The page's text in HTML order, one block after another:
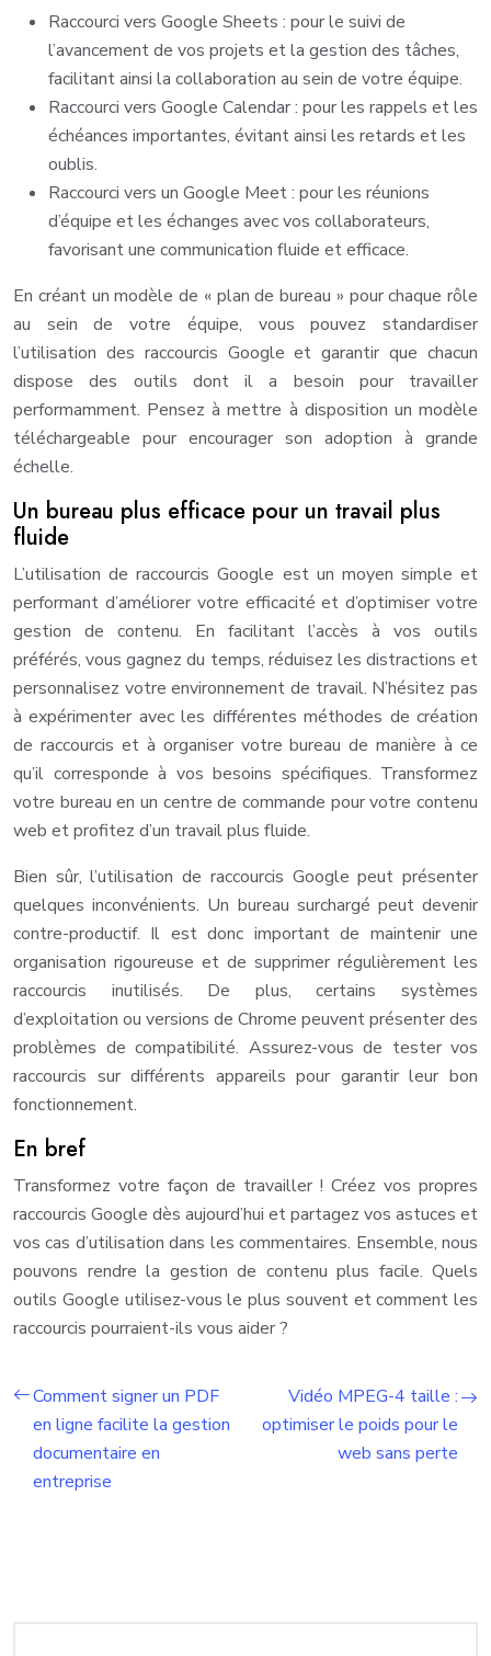
Raccourci vers Google Sheets : pour le suivi de
l’avancement de vos projets et la gestion des tâches,
facilitant ainsi la collaboration au sein de votre équipe.
Raccourci vers Google Calendar : pour les rappels et les
échéances importantes, évitant ainsi les retards et les
oublis.
Raccourci vers un Google Meet : pour les réunions
d’équipe et les échanges avec vos collaborateurs,
favorisant une communication fluide et efficace.
En créant un modèle de « plan de bureau » pour chaque rôle
au sein de votre équipe, vous pouvez standardiser
l’utilisation des raccourcis Google et garantir que chacun
dispose des outils dont il a besoin pour travailler
performamment. Pensez à mettre à disposition un modèle
téléchargeable pour encourager son adoption à grande
échelle.
Un bureau plus efficace pour un travail plus
fluide
L’utilisation de raccourcis Google est un moyen simple et
performant d’améliorer votre efficacité et d’optimiser votre
gestion de contenu. En facilitant l’accès à vos outils
préférés, vous gagnez du temps, réduisez les distractions et
personnalisez votre environnement de travail. N’hésitez pas
à expérimenter avec les différentes méthodes de création
de raccourcis et à organiser votre bureau de manière à ce
qu’il corresponde à vos besoins spécifiques. Transformez
votre bureau en un centre de commande pour votre contenu
web et profitez d’un travail plus fluide.
Bien sûr, l’utilisation de raccourcis Google peut présenter
quelques inconvénients. Un bureau surchargé peut devenir
contre-productif. Il est donc important de maintenir une
organisation rigoureuse et de supprimer régulièrement les
raccourcis inutilisés. De plus, certains systèmes
d’exploitation ou versions de Chrome peuvent présenter des
problèmes de compatibilité. Assurez-vous de tester vos
raccourcis sur différents appareils pour garantir leur bon
fonctionnement.
En bref
Transformez votre façon de travailler ! Créez vos propres
raccourcis Google dès aujourd’hui et partagez vos astuces et
vos cas d’utilisation dans les commentaires. Ensemble, nous
pouvons rendre la gestion de contenu plus facile. Quels
outils Google utilisez-vous le plus souvent et comment les
raccourcis pourraient-ils vous aider ?
Comment signer un PDF
en ligne facilite la gestion
documentaire en
entreprise
Vidéo MPEG-4 taille :
optimiser le poids pour le
web sans perte